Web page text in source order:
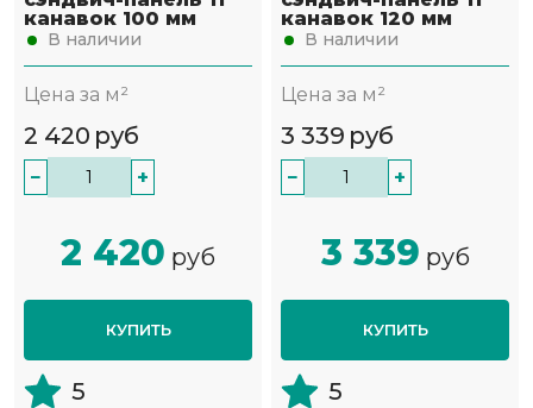
канавок 100 мм
В наличии
Цена за м²
2 420 руб
− +
2 420 руб
КУПИТЬ
5
канавок 120 мм
В наличии
Цена за м²
3 339 руб
− +
3 339 руб
КУПИТЬ
5